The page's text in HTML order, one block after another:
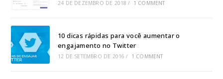
24 DE DEZEMBRO DE 2018 / 1 COMMENT
10 dicas rápidas para você aumentar o
engajamento no Twitter
12 DE SETEMBRO DE 2016 / 1 COMMENT